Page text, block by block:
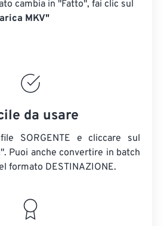
cambia in "Fatto", fai clic sul
MKV"
da usare
SORGENTE e cliccare sul
Puoi anche convertire in batch
formato DESTINAZIONE.